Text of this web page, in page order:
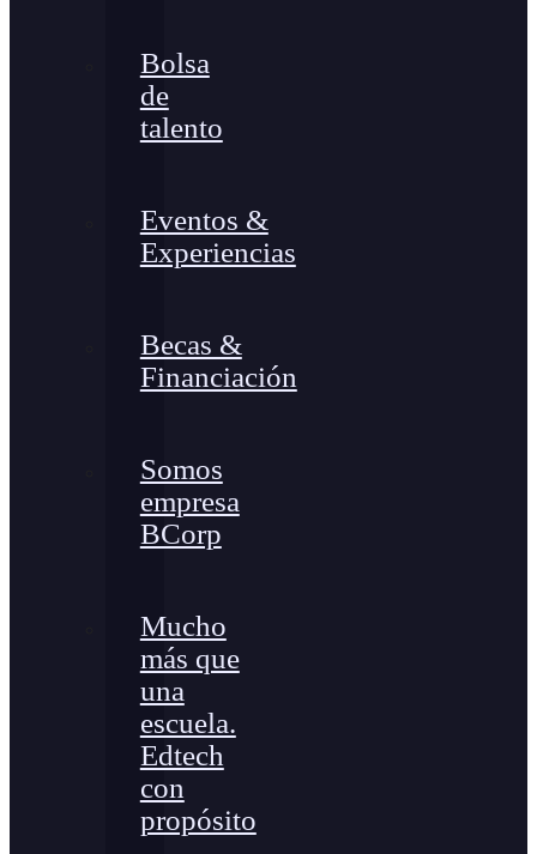
Bolsa
de
talento
Eventos &
Experiencias
Becas &
Financiación
Somos
empresa
BCorp
Mucho
más que
una
escuela.
Edtech
con
propósito